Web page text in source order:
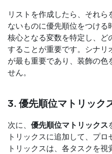
リストを作成したら、それ
ないものに優先順位をつけ
核心となる変数を特定し、ど
することが重要です。シナリ
が最も重要であり、装飾の色
せん。
3. 優先順位マトリック
次に、 優先順位マトリックス
トリックスに追加して、プ
トリックスは、各タスクを